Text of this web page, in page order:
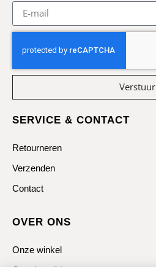
Verstuur
SERVICE & CONTACT
Retourneren
Verzenden
Contact
OVER ONS
Onze winkel
Openingstijden